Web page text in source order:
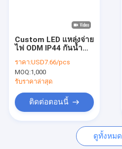
ไดร์เวอร์ LED Letaron
ไดร์เวอร์ LED แรงดันคงที่
ไดร์เวอร์ Slim LED
สวิตช์เซ็นเซอร์ IR
Custom LED แหล่งจ่าย
ไฟ ODM IP44 กันน้ำ
Driver 12V 24V สำหรับ
กระจกห้องน้ำ
ราคา:USD7.66/pcs
MOQ:1,000
รับราคาล่าสุด
ติดต่อตอนนี้
ดูทั้งหมด